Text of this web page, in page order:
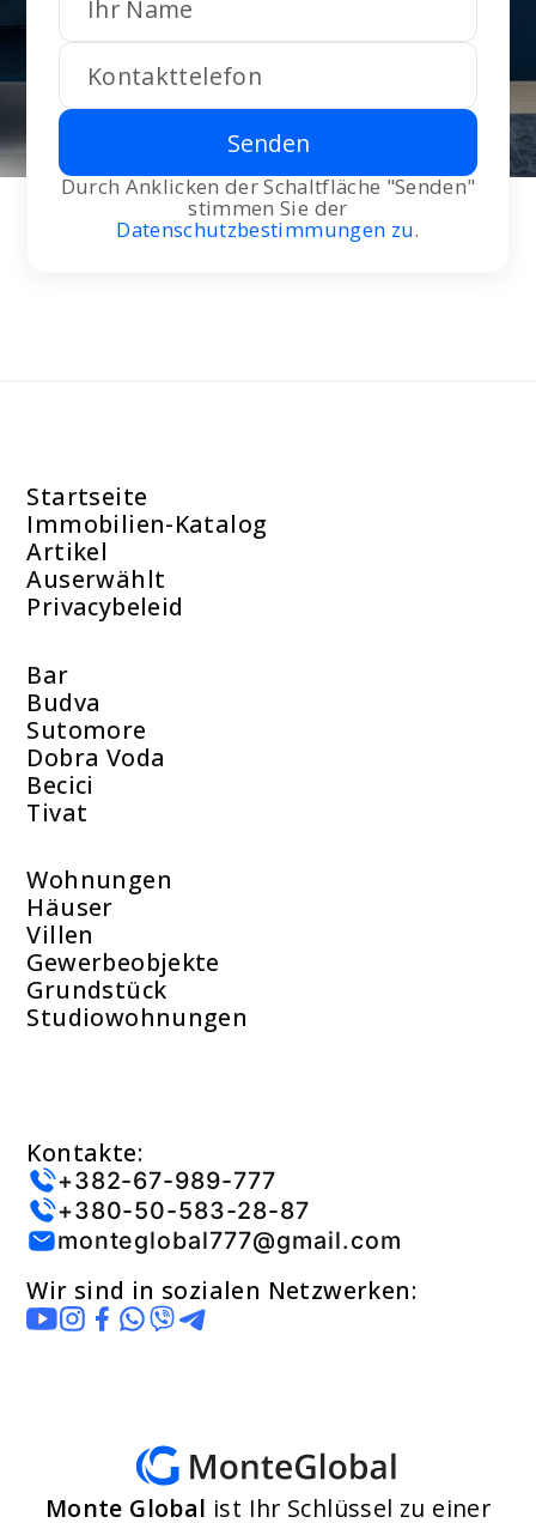
Senden
Durch Anklicken der Schaltfläche "Senden"
stimmen Sie der
Datenschutzbestimmungen zu.
Startseite
Immobilien-Katalog
Artikel
Auserwählt
Privacybeleid
Bar
Budva
Sutomore
Dobra Voda
Becici
Tivat
Wohnungen
Häuser
Villen
Gewerbeobjekte
Grundstück
Studiowohnungen
Kontakte:
+382-67-989-777
+380-50-583-28-87
monteglobal777@gmail.com
Wir sind in sozialen Netzwerken:
Monte Global ist Ihr Schlüssel zu einer